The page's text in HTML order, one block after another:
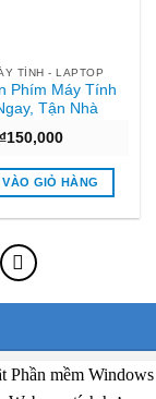
TÍNH - LAPTOP
Phím Máy Tính
Tận Nhà
₫150,000
VÀO GIỎ HÀNG